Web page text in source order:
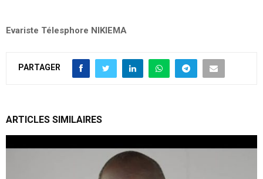
Evariste Télesphore NIKIEMA
PARTAGER
ARTICLES SIMILAIRES